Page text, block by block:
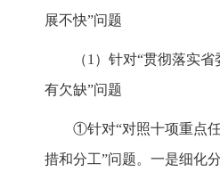
展不快”问题
（1）针对“贯彻落实
有欠缺”问题
①针对“对照十项重点
措和分工”问题。一是细化